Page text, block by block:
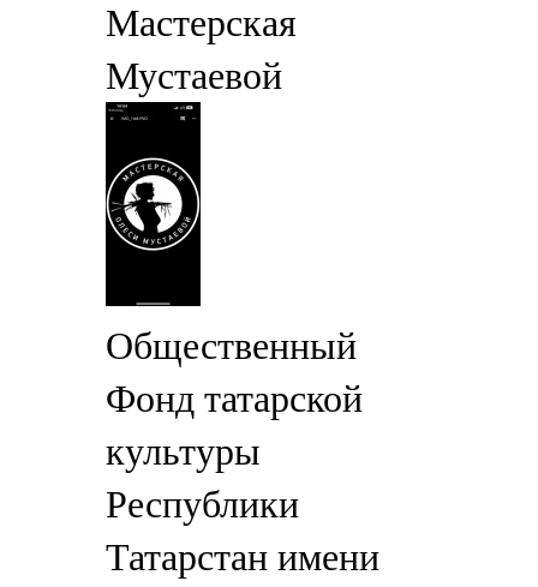
Мастерская
Мустаевой
Общественный
Фонд татарской
культуры
Республики
Татарстан имени